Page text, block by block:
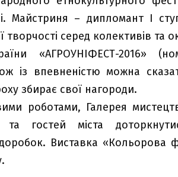
Майстриня – дипломант І
творчості серед колективів та
«АГРОУНІФЕСТ-2016»
із впевненістю можна
збирає свої нагороди.
роботами, Галерея
та гостей міста
Виставка «Кольорова